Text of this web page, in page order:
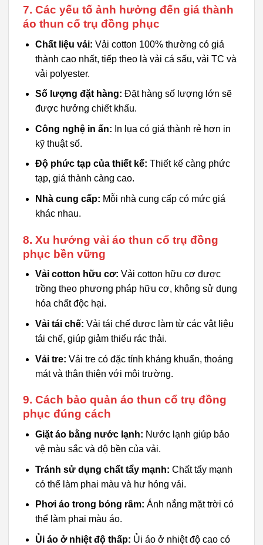
7. Các yếu tố ảnh hưởng đến giá thành
áo thun cổ trụ đồng phục
Chất liệu vải: Vải cotton 100% thường có giá
thành cao nhất, tiếp theo là vải cá sấu, vải TC và
vải polyester.
Số lượng đặt hàng: Đặt hàng số lượng lớn sẽ
được hưởng chiết khấu.
Công nghệ in ấn: In lụa có giá thành rẻ hơn in
kỹ thuật số.
Độ phức tạp của thiết kế: Thiết kế càng phức
tạp, giá thành càng cao.
Nhà cung cấp: Mỗi nhà cung cấp có mức giá
khác nhau.
8. Xu hướng vải áo thun cổ trụ đồng
phục bền vững
Vải cotton hữu cơ: Vải cotton hữu cơ được
trồng theo phương pháp hữu cơ, không sử dụng
hóa chất độc hại.
Vải tái chế: Vải tái chế được làm từ các vật liệu
tái chế, giúp giảm thiểu rác thải.
Vải tre: Vải tre có đặc tính kháng khuẩn, thoáng
mát và thân thiện với môi trường.
9. Cách bảo quản áo thun cổ trụ đồng
phục đúng cách
Giặt áo bằng nước lạnh: Nước lạnh giúp bảo
vệ màu sắc và độ bền của vải.
Tránh sử dụng chất tẩy mạnh: Chất tẩy mạnh
có thể làm phai màu và hư hỏng vải.
Phơi áo trong bóng râm: Ánh nắng mặt trời có
thể làm phai màu áo.
Ủi áo ở nhiệt độ thấp: Ủi áo ở nhiệt độ cao có